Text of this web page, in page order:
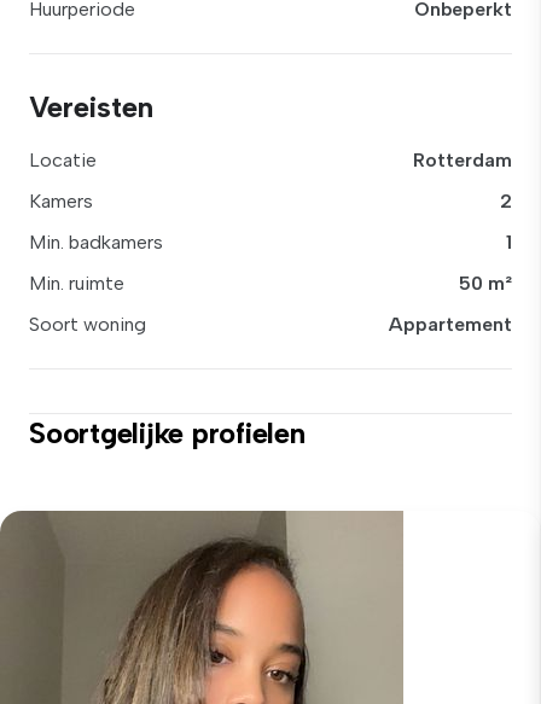
Huurperiode
Onbeperkt
Vereisten
Locatie
Rotterdam
Kamers
2
Min. badkamers
1
Min. ruimte
50 m²
Soort woning
Appartement
Soortgelijke profielen